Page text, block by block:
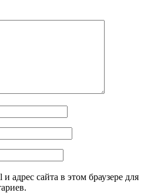
адрес сайта в этом браузере для